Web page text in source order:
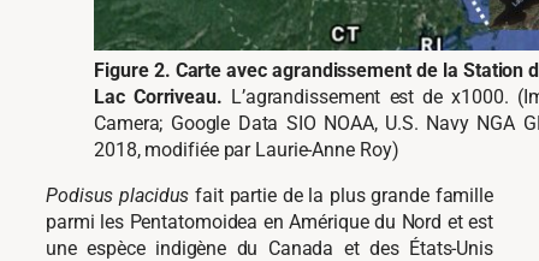
Figure 2. Carte avec agrandissement de la Station
Lac Corriveau. L’agrandissement est de x1000.
Camera; Google Data SIO NOAA, U.S. Navy NGA
2018, modifiée par Laurie-Anne Roy)
Podisus placidus fait partie de la plus grande famille
parmi les Pentatomoidea en Amérique du Nord et est
une espèce indigène du Canada et des États-Unis